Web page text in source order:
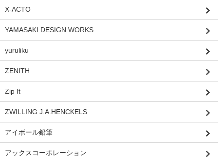
X-ACTO
YAMASAKI DESIGN WORKS
yuruliku
ZENITH
Zip It
ZWILLING J.A.HENCKELS
アイボール鉛筆
アックスコーポレーション